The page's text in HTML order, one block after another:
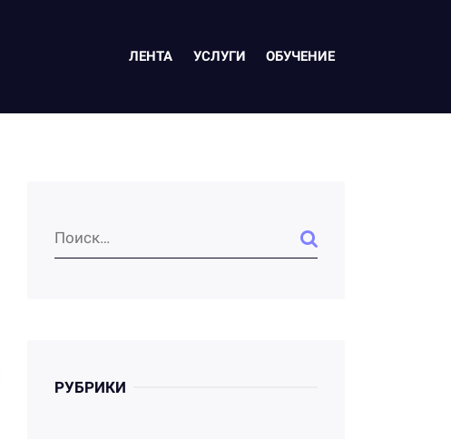
ЛЕНТА УСЛУГИ ОБУЧЕНИЕ
РУБРИКИ